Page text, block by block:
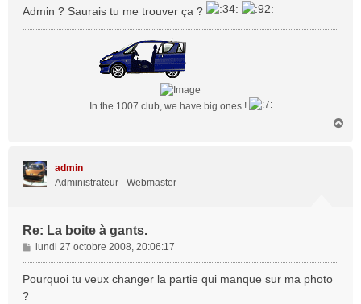
Admin ? Saurais tu me trouver ça ?
In the 1007 club, we have big ones !
admin
Administrateur - Webmaster
Re: La boite à gants.
M
e
s
lundi 27 octobre 2008, 20:06:17
Pourquoi tu veux changer la partie qui manque sur ma photo
?